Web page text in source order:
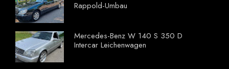
Rappold-Umbau
Mercedes-Benz W 140 S 350 D
Intercar Leichenwagen